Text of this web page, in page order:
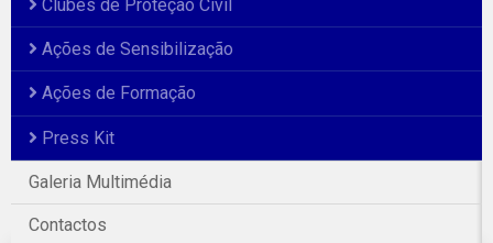
Clubes de Proteção Civil
Ações de Sensibilização
Ações de Formação
Press Kit
Galeria Multimédia
Contactos